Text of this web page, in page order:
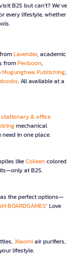
B2S but can't? We’ve
every lifestyle, whether
Lavender, academic
fromPenboon,
Mugunghwa Publishing,
. All available at a
stationary & office
mechanical
in one place.
likeColleencolored
at B2S.
the perfect options—
BOARDGAMES’ Love
Xiaomiair purifiers,
lifestyle.